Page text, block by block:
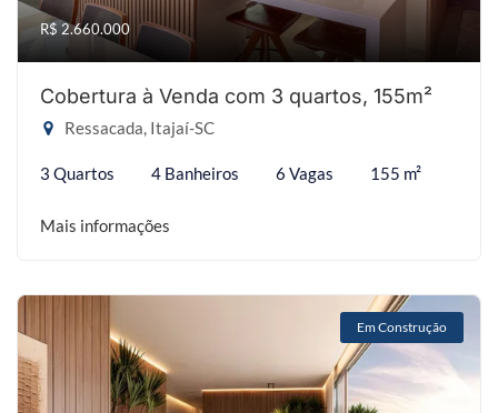
R$ 2.660.000
Cobertura à Venda com 3 quartos, 155m²
Ressacada, Itajaí-SC
3 Quartos 4 Banheiros 6 Vagas 155 m²
Mais informações
Em Construção